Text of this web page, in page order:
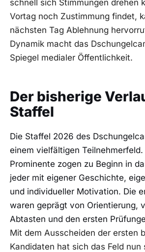
schnell sich Stimmungen drehen
Vortag noch Zustimmung findet,
nächsten Tag Ablehnung
Dynamik macht das
Spiegel medialer Öffentlichkeit.
Der bisherige
Staffel
Die Staffel 2026 des
einem vielfältigen
Prominente zogen zu Beginn in
jeder mit eigener Geschichte,
und individueller Motivation. Die
waren geprägt von Orientierung,
Abtasten und den ersten
Mit dem Ausscheiden der ersten
Kandidaten hat sich das Feld nun